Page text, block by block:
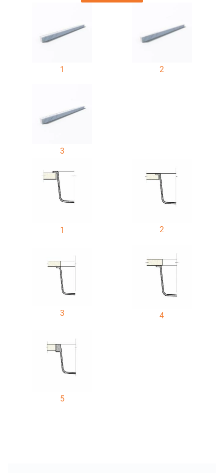
1 2
3
1 2
3 4
5